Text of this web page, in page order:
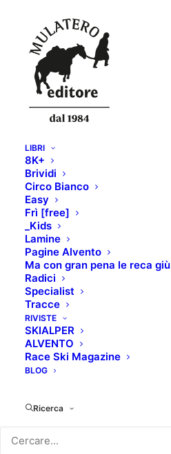
LIBRI
8K+
Brividi
Circo Bianco
Easy
Frì [free]
_Kids
Lamine
Pagine Alvento
Ma con gran pena le reca giù
Radici
Specialist
Tracce
RIVISTE
SKIALPER
ALVENTO
Race Ski Magazine
BLOG
Ricerca
Home Apres Ski - mediakit